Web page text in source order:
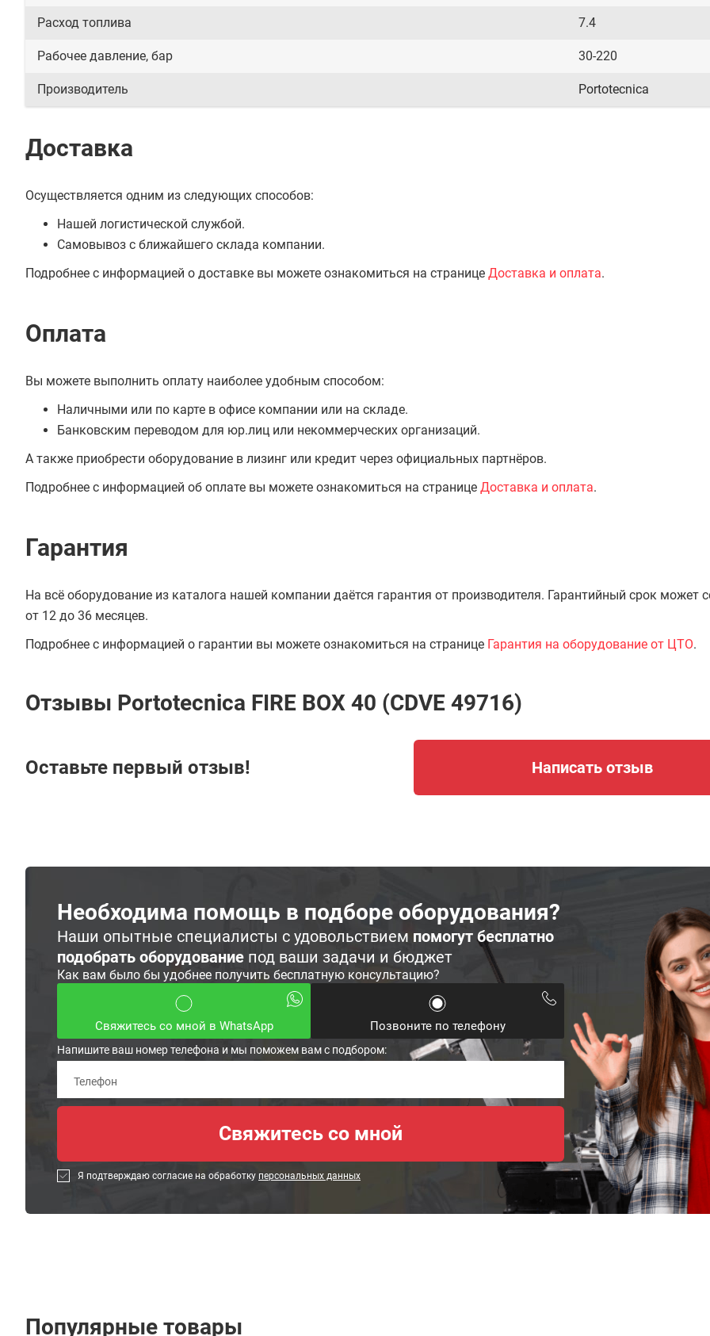
Расход топлива 7.4
Рабочее давление, бар 30-220
Производитель Portotecnica
Доставка
Осуществляется одним из следующих способов:
Нашей логистической службой.
Самовывоз с ближайшего склада компании.
Подробнее с информацией о доставке вы можете ознакомиться на странице Доставка и оплата.
Оплата
Вы можете выполнить оплату наиболее удобным способом:
Наличными или по карте в офисе компании или на складе.
Банковским переводом для юр.лиц или некоммерческих организаций.
А также приобрести оборудование в лизинг или кредит через официальных партнёров.
Подробнее с информацией об оплате вы можете ознакомиться на странице Доставка и оплата.
Гарантия
На всё оборудование из каталога нашей компании даётся гарантия от производителя. Гарантийный срок может
от 12 до 36 месяцев.
Подробнее с информацией о гарантии вы можете ознакомиться на странице Гарантия на оборудование от ЦТО.
Отзывы Portotecnica FIRE BOX 40 (CDVE 49716)
Оставьте первый отзыв! Написать отзыв
Необходима помощь в подборе оборудования?
Наши опытные специалисты с удовольствием помогут бесплатно
подобрать оборудование под ваши задачи и бюджет
Как вам было бы удобнее получить бесплатную консультацию?
Свяжитесь со мной в WhatsApp Позвоните по телефону
Напишите ваш номер телефона и мы поможем вам с подбором:
Я подтверждаю согласие на обработку персональных данных
Популярные товары